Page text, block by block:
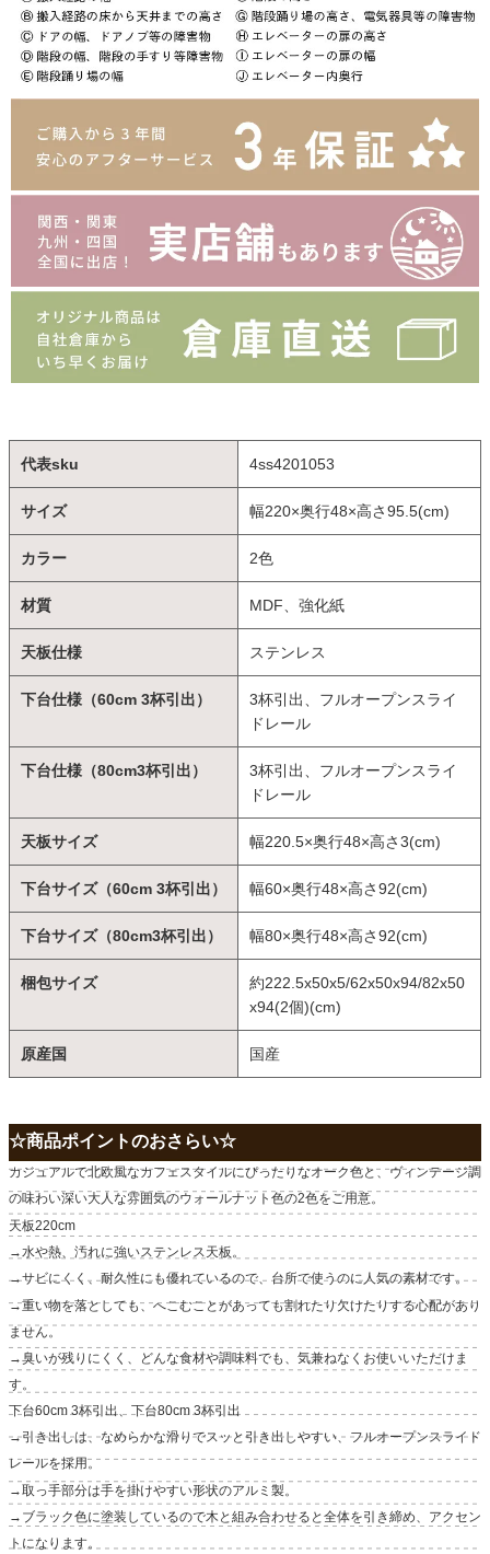
代表sku 4ss4201053
サイズ 幅220×奥行48×高さ95.5(cm)
カラー 2色
材質 MDF、強化紙
天板仕様 ステンレス
下台仕様（60cm 3杯引出）
3杯引出、フルオープンスライ
ドレール
下台仕様（80cm3杯引出）
3杯引出、フルオープンスライ
ドレール
天板サイズ 幅220.5×奥行48×高さ3(cm)
下台サイズ（60cm 3杯引出） 幅60×奥行48×高さ92(cm)
下台サイズ（80cm3杯引出） 幅80×奥行48×高さ92(cm)
梱包サイズ
約222.5x50x5/62x50x94/82x50
x94(2個)(cm)
原産国 国産
☆商品ポイントのおさらい☆
カジュアルで北欧風なカフェスタイルにぴったりなオーク色と、ヴィンテージ調
の味わい深い大人な雰囲気のウォールナット色の2色をご用意。
天板220cm
→水や熱、汚れに強いステンレス天板。
→サビにくく、耐久性にも優れているので、台所で使うのに人気の素材です。
→重い物を落としても、へこむことがあっても割れたり欠けたりする心配があり
ません。
→臭いが残りにくく、どんな食材や調味料でも、気兼ねなくお使いいただけま
す。
下台60cm 3杯引出、下台80cm 3杯引出
→引き出しは、なめらかな滑りでスッと引き出しやすい、フルオープンスライド
レールを採用。
→取っ手部分は手を掛けやすい形状のアルミ製。
→ブラック色に塗装しているので木と組み合わせると全体を引き締め、アクセン
トになります。